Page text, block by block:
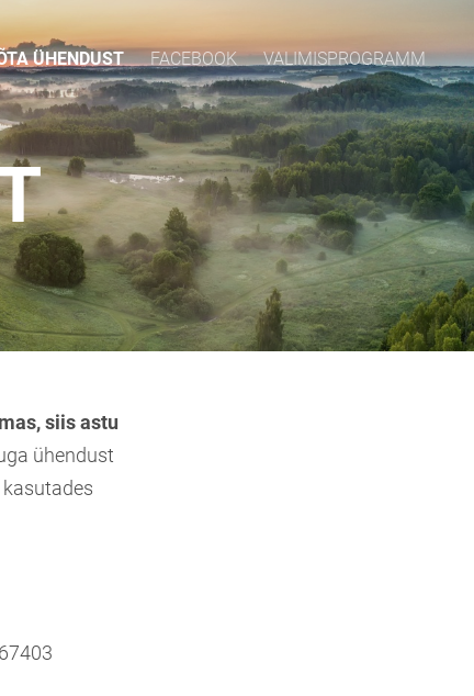
ÜHENDUST FACEBOOK VALIMISPROGRAMM
siis astu
ühendust